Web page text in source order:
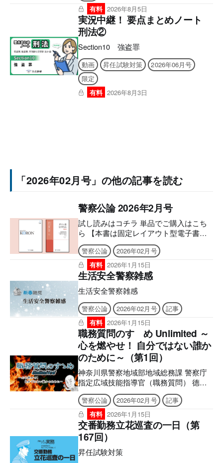
有料 2026年8月5日
実況中継！ 要点まとめノート
刑法②
Section10 強盗罪
動画 昇任試験対策
2026年06月号
限定
有料 2026年8月3日
「2026年02月号」の他の記事を読む
警察公論 2026年2月号
試し読みはコチラ 単品でご購入はこち
ら 【本書は固定レイアウト型電子書籍
のため、7インチ以上の端末でのご利用
を推奨しております。文字のハイライ
ト・検索・辞書・コピー・引用・音声読
み上げなどの機能はご利用いただけませ
ん。ご購入前に、無料サンプル等をお使
いの端末でご確認のうえ、ご購入くださ
い。】 ■電子版のシリアルナンバーの発
行について アプリへの問題のダウンロ
ードには購読者特典のシリアルナンバー
が必要になります。 ご購入後、誌面に
記載の案内をご確認の上、シリアルナン
バー発行のご申請をお願いいたします。
後日、立花書房よりメールでお送りいた
します。 ［シリアルナンバー有効期
限］ アプリ「KEISATSU KORON
PASSPORT」2027年1月9日 まで 警察公
論電子版「KEISATSU KORON図書館」
2026年2月24日 まで ■2026年2月号電子
版の付録について 電子版後半に付録の
誌面を収録しており現物は付属いたしま
せんので、あらかじめご了承ください。
【目次】 アプリとWEBサイトの使い方
警察公論
2026年02月号
有料 2026年1月15日
生活安全警察雑感
生活安全警察雑感
警察公論 2026年02月号
記事
有料 2026年1月15日
職務質問のすゝめ Unlimited ～
心を燃やせ！ 自分ではない誰か
のために～（第1回）
神奈川県警察地域部地域総務課 警察庁
指定広域技能指導官（職務質問） 德永
とくなが 裕之ひろゆき はじめに この
度、警察公論に私見を掲載させていただ
くことになりました、広域技能指導官の
德永です。よろしくお願いします。
冒頭から恐縮ですが、読者の皆さん
に、お知らせしなければならないことが
あります。 私は、令和8年3月末をも
警察公論 2026年02月号
記事
有料 2026年1月15日
交番勤務立花巡査の一日（第
167回）
昇任試験対策